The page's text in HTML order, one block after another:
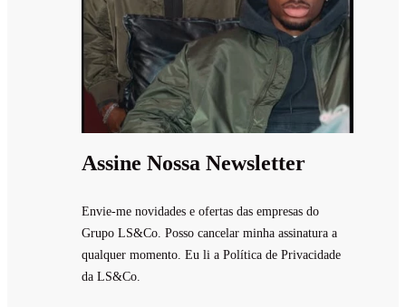
Assine Nossa Newsletter
Envie-me novidades e ofertas das empresas do
Grupo LS&Co. Posso cancelar minha assinatura a
qualquer momento. Eu li a Política de Privacidade
da LS&Co.